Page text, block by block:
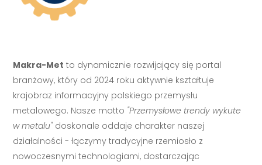
Makra-Met to dynamicznie rozwijający się portal
branżowy, który od 2024 roku aktywnie kształtuje
krajobraz informacyjny polskiego przemysłu
metalowego. Nasze motto "Przemysłowe trendy wykute
w metalu"doskonale oddaje charakter naszej
działalności - łączymy tradycyjne rzemiosło z
nowoczesnymi technologiami, dostarczając